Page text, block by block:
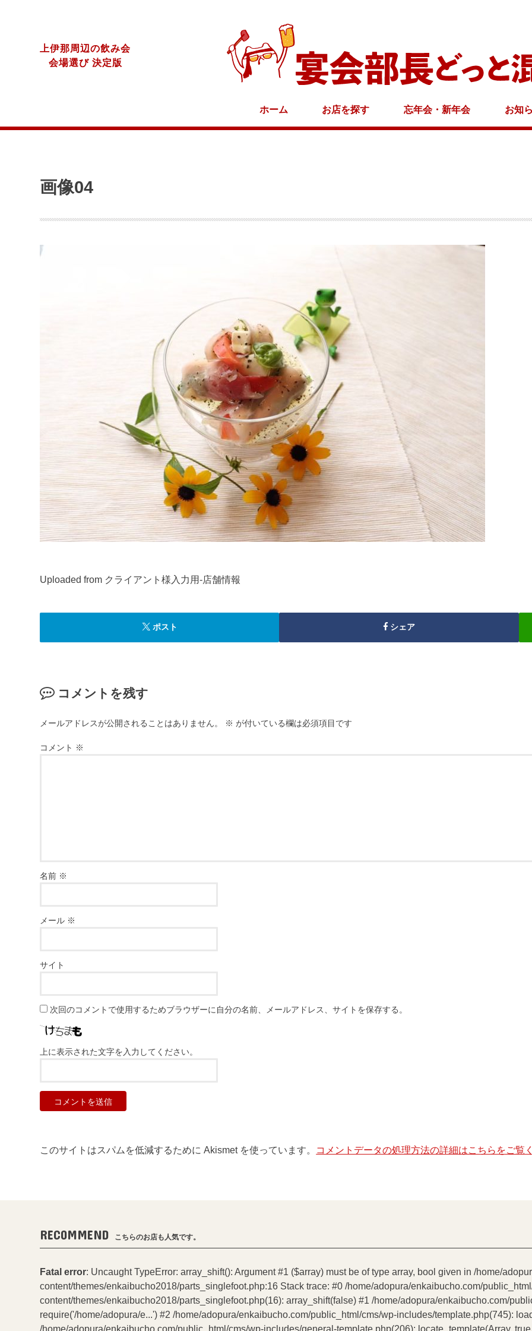
上伊那周辺の飲み会
会場選び 決定版
ホーム お店を探す 忘年会・新年会 お知
画像04
Uploaded from クライアント様入力用-店舗情報
ポスト シェア
コメントを残す
メールアドレスが公開されることはありません。 ※ が付いている欄は必須項目です
コメント ※
名前 ※
メール ※
サイト
次回のコメントで使用するためブラウザーに自分の名前、メールアドレス、サイトを保存する。
上に表示された文字を入力してください。
このサイトはスパムを低減するために Akismet を使っています。 コメントデータの処理方法の詳細はこちらをご覧
RECOMMEND こちらのお店も人気です。
Fatal error: Uncaught TypeError: array_shift(): Argument #1 ($array) must be of type array, bool given in /home/
content/themes/enkaibucho2018/parts_singlefoot.php:16 Stack trace: #0 /home/adopura/enkaibucho.com/
content/themes/enkaibucho2018/parts_singlefoot.php(16): array_shift(false) #1 /home/adopura/enkaibucho.com/
require('/home/adopura/e...') #2 /home/adopura/enkaibucho.com/public_html/cms/wp-includes/template.php(745):
/home/adopura/enkaibucho.com/public_html/cms/wp-includes/general-template.php(206): locate_template(Array,